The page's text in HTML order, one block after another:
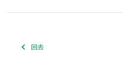
回去